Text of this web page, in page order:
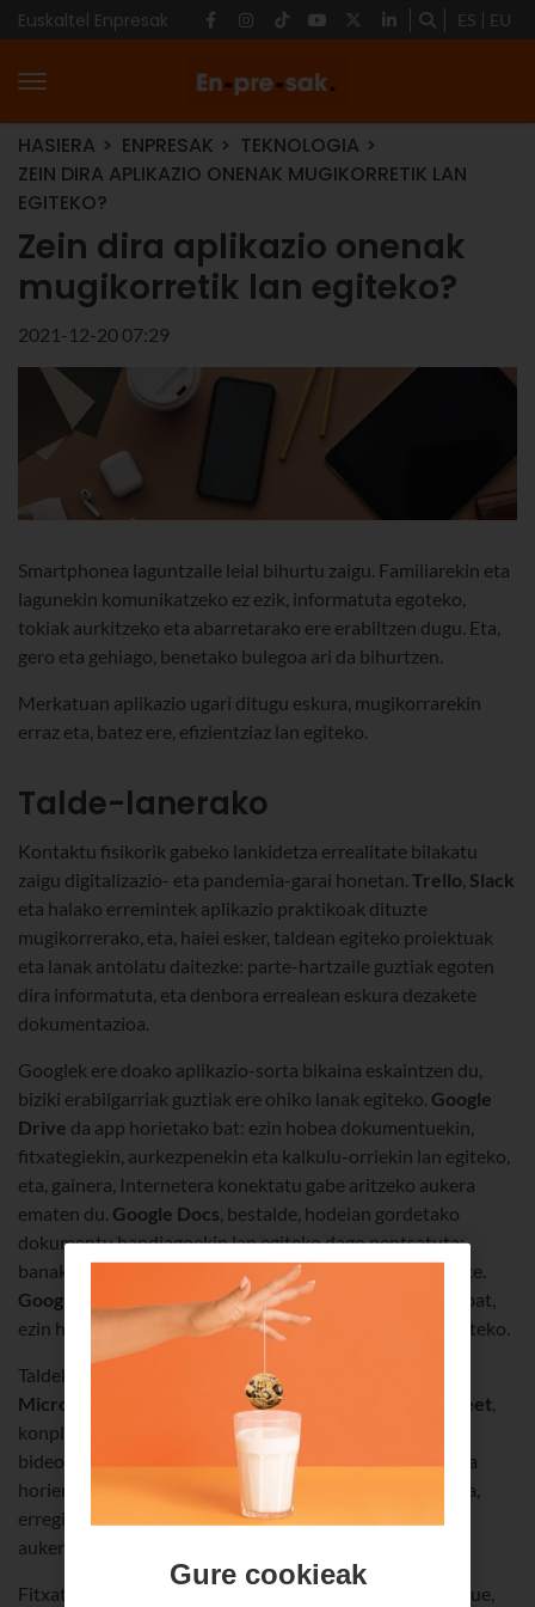
Euskaltel Enpresak ES EU
HASIERA ENPRESAK
TEKNOLOGIA
ZEIN DIRA APLIKAZIO ONENAK MUGIKORRETIK LAN
EGITEKO?
Zein dira aplikazio onenak
mugikorretik lan egiteko?
2021-12-20 07:29
Smartphonea laguntzaile leial bihurtu zaigu. Familiarekin eta
lagunekin komunikatzeko ez ezik, informatuta egoteko,
tokiak aurkitzeko eta abarretarako ere erabiltzen dugu. Eta,
gero eta gehiago, benetako bulegoa ari da bihurtzen.
Merkatuan aplikazio ugari ditugu eskura, mugikorrarekin
erraz eta, batez ere, efizientziaz lan egiteko.
Talde-lanerako
Kontaktu fisikorik gabeko lankidetza errealitate bilakatu
zaigu digitalizazio- eta pandemia-garai honetan. Trello, Slack
eta halako erremintek aplikazio praktikoak dituzte
mugikorrerako, eta, haiei esker, taldean egiteko proiektuak
eta lanak antolatu daitezke: parte-hartzaile guztiak egoten
dira informatuta, eta denbora errealean eskura dezakete
dokumentazioa.
Googlek ere doako aplikazio-sorta bikaina eskaintzen du,
biziki erabilgarriak guztiak ere ohiko lanak egiteko. Google
Drive da app horietako bat: ezin hobea dokumentuekin,
fitxategiekin, aurkezpenekin eta kalkulu-orriekin lan egiteko,
eta, gainera, Internetera konektatu gabe aritzeko aukera
ematen du. Google Docs, bestalde, hodeian gordetako
dokumentu handiagoekin lan egiteko dago pentsatuta:
banaka edo denbora errealean partekatuta aritu gaitezke.
Google Duo
da Googleren aukerarik ezezagunenetako bat,
ezin hobea zure lankideei edo bezeroei dei bizkorrak egiteko.
Taldekideekin komunikatzeko, aukera bikainak dira
Microsoft Teams, Zoom, Skype, Hangouts edo Jitsi Meet,
konplikazio handirik gabe egin baitaitezke taldeko
bideokonferentziak haien bidez. Bada alderik plataforma
horien artean: baimendutako parte-hartzaileen kopurua,
erregistratu beharra izatea ala ez, edo bilera grabatzeko
aukera.
Fitxategi partekatuak igotzeko espazio bat behar baduzue,
Gure cookieak